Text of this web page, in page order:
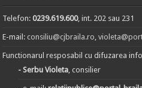
Telefon:0239.619.600, int. 202 sau 231
E-mail:consiliu@cjbraila.ro,
Functionarul resposabil cu difuzarea
- Serbu Violeta, consilier